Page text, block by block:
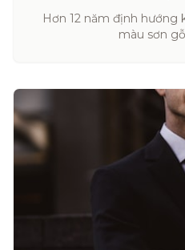
Hơn 12 năm định hướng
màu sơn